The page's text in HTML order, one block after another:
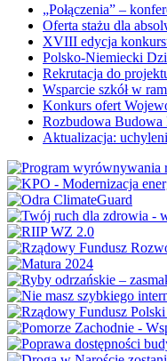
„Połączenia” –
Oferta stażu dla
XVIII edycja
Polsko-Niemiecki
Rekrutacja do
Wsparcie szkół w
Konkurs ofert
Rozbudowa Budowa
Aktualizacja: